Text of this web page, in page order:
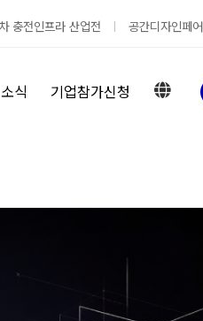
충전인프라 산업전 공간디자인페어
식 기업참가신청